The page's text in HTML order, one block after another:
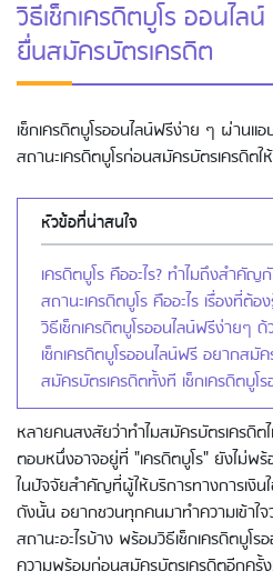
วิธีเช็กเครดิตบูโร ออนไ
ยื่นสมัครบัตรเครดิต
เช็กเครดิตบูโรออนไลน์ฟรีง่าย ๆ ผ่านแ
สถานะเครดิตบูโรก่อนสมัครบัตรเครดิต
หัวข้อที่น่าสนใจ
เครดิตบูโร คืออะไร? ทำไมถึงสำคั
สถานะเครดิตบูโร คืออะไร เรื่องที่ต้
วิธีเช็กเครดิตบูโรออนไลน์ฟรีง่ายๆ
เช็กเครดิตบูโรออนไลน์ฟรี อยากสมั
สมัครบัตรเครดิตทั้งที เช็กเครดิตบูโ
หลายคนสงสัยว่าทำไมสมัครบัตรเครดิ
ตอบหนึ่งอาจอยู่ที่ "เครดิตบูโร" ยังไม่พร้
ในปัจจัยสำคัญที่ผู้ให้บริการทางการเงิ
ดังนั้น อยากชวนทุกคนมาทำความเข้าใจ
สถานะอะไรบ้าง พร้อมวิธีเช็กเครดิตบูโ
ความพร้อมก่อนสมัครบัตรเครดิตอีกครั้